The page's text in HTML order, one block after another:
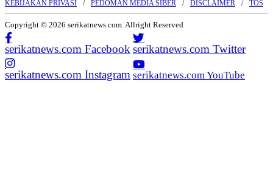
KEBIJAKAN PRIVASI
PEDOMAN MEDIA SIBER DISCLAIMER TOS
Copyright © 2026 serikatnews.com. Allright Reserved
serikatnews.com Facebook serikatnews.com Twitter
serikatnews.com Instagram serikatnews.com YouTube